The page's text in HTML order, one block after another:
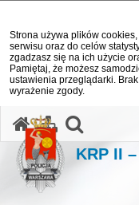
Strona używa plików
serwisu oraz do celów
zgadzasz się na ich użycie
Pamiętaj, że możesz
ustawienia przeglądarki.
wyrażenie zgody.
KRP II